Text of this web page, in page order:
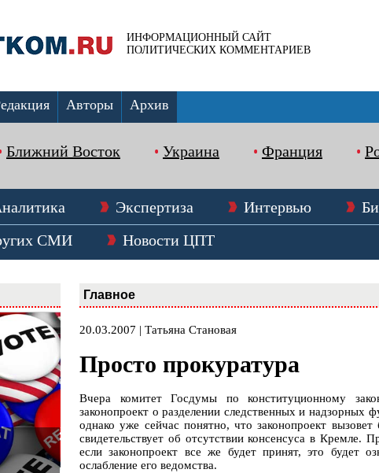
ИНФОРМАЦИОННЫЙ САЙТ
ПОЛИТИЧЕСКИХ КОММЕНТАРИЕВ
Авторы Архив
Ближний Восток Украина Франция
Экспертиза Интервью
СМИ Новости ЦПТ
Главное
20.03.2007 | Татьяна Становая
Просто прокуратура
Вчера комитет Госдумы по конституционному
законопроект о разделении следственных и надзорных
однако уже сейчас понятно, что законопроект
свидетельствует об отсутствии консенсуса в Кремле.
если законопроект все же будет принят, это будет
ослабление его ведомства.